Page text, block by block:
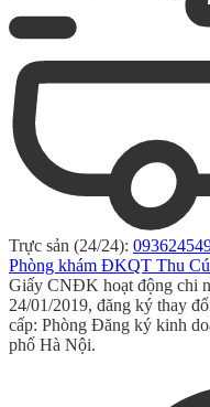
Trực sản (24/24):
Phòng khám ĐKQT Thu
Giấy CNĐK hoạt động chi
24/01/2019, đăng ký thay
cấp: Phòng Đăng ký kinh
phố Hà Nội.